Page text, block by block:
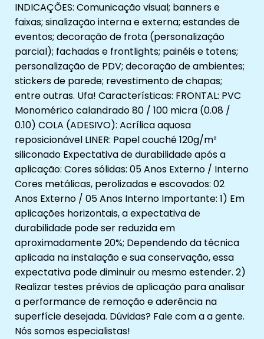
INDICAÇÕES: Comunicação visual; banners e
faixas; sinalização interna e externa; estandes de
eventos; decoração de frota (personalização
parcial); fachadas e frontlights; painéis e totens;
personalização de PDV; decoração de ambientes;
stickers de parede; revestimento de chapas;
entre outras. Ufa! Características: FRONTAL: PVC
Monomérico calandrado 80 / 100 micra (0.08 /
0.10) COLA (ADESIVO): Acrílica aquosa
reposicionável LINER: Papel couché 120g/m²
siliconado Expectativa de durabilidade após a
aplicação: Cores sólidas: 05 Anos Externo / Interno
Cores metálicas, perolizadas e escovados: 02
Anos Externo / 05 Anos Interno Importante: 1) Em
aplicações horizontais, a expectativa de
durabilidade pode ser reduzida em
aproximadamente 20%; Dependendo da técnica
aplicada na instalação e sua conservação, essa
expectativa pode diminuir ou mesmo estender. 2)
Realizar testes prévios de aplicação para analisar
a performance de remoção e aderência na
superfície desejada. Dúvidas? Fale com a a gente.
Nós somos especialistas!